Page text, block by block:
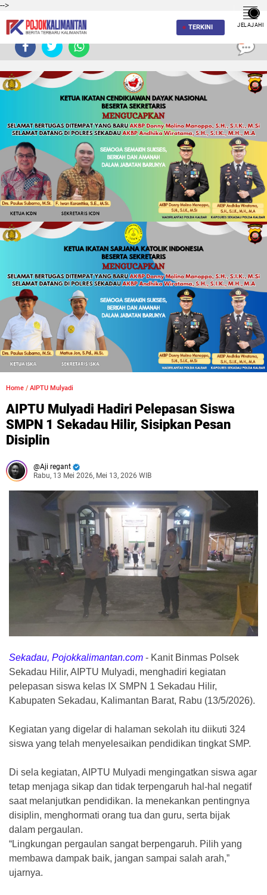
-->
TERKINI JELAJAHI
Home / AIPTU Mulyadi
AIPTU Mulyadi Hadiri Pelepasan Siswa
SMPN 1 Sekadau Hilir, Sisipkan Pesan
Disiplin
Aji regant
Rabu, 13 Mei 2026, Mei 13, 2026 WIB
Sekadau, Pojokkalimantan.com - Kanit Binmas Polsek
Sekadau Hilir, AIPTU Mulyadi, menghadiri kegiatan
pelepasan siswa kelas IX SMPN 1 Sekadau Hilir,
Kabupaten Sekadau, Kalimantan Barat, Rabu (13/5/2026).
Kegiatan yang digelar di halaman sekolah itu diikuti 324
siswa yang telah menyelesaikan pendidikan tingkat SMP.
Di sela kegiatan, AIPTU Mulyadi mengingatkan siswa agar
tetap menjaga sikap dan tidak terpengaruh hal-hal negatif
saat melanjutkan pendidikan. Ia menekankan pentingnya
disiplin, menghormati orang tua dan guru, serta bijak
dalam pergaulan.
“Lingkungan pergaulan sangat berpengaruh. Pilih yang
membawa dampak baik, jangan sampai salah arah,”
ujarnya.